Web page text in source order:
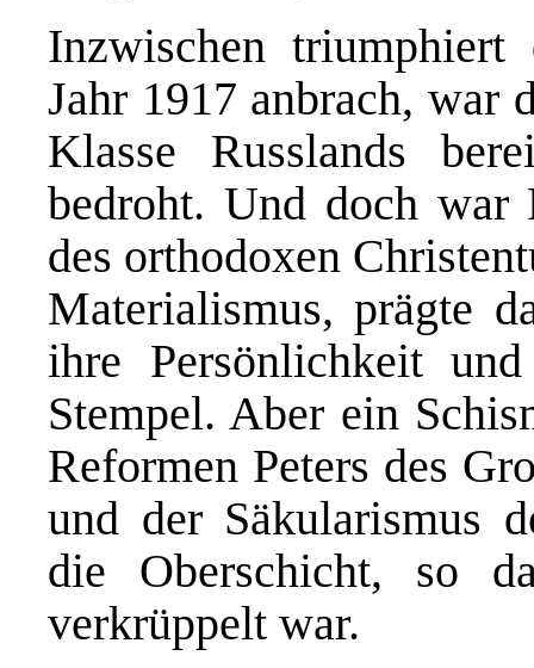
Inzwischen
Jahr 1917 anbrach, war
Klasse Russlands
bedroht. Und doch war
des orthodoxen
Materialismus, prägte
ihre Persönlichkeit
Stempel. Aber ein
Reformen Peters des
und der Säkularismus
die Oberschicht, so
verkrüppelt war.